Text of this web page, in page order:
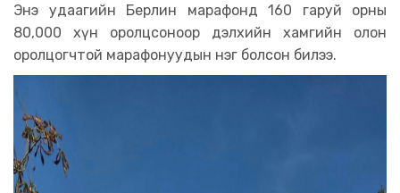
Энэ удаагийн Берлин марафонд 160 гаруй орны
80,000 хүн оролцсоноор дэлхийн хамгийн олон
оролцогчтой марафонуудын нэг болсон билээ.